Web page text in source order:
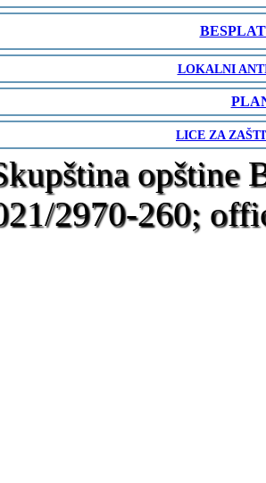
LOKALNI
LICE ZA
opštine
2970-260;